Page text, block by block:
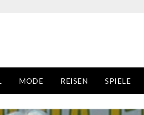
MODE REISEN SPIELE